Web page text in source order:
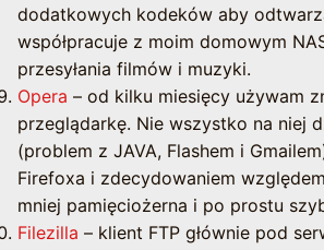
dodatkowych kodeków aby
współpracuje z moim domowym
przesyłania filmów i muzyki.
Opera – od kilku miesięcy używam
przeglądarkę. Nie wszystko na niej
(problem z JAVA, Flashem i
Firefoxa i zdecydowaniem
mniej pamięciożerna i po prostu
Filezilla – klient FTP głównie pod